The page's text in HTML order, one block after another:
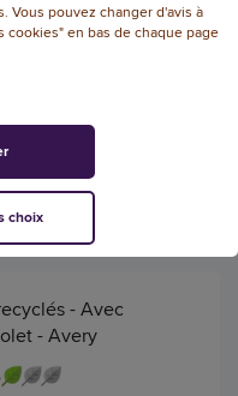
(20,53 € TTC)
STOCK, LIVRÉ EN 24/48H
- Avec
- Avery
Vous pouvez changer d'avis à
en bas de chaque page
choix